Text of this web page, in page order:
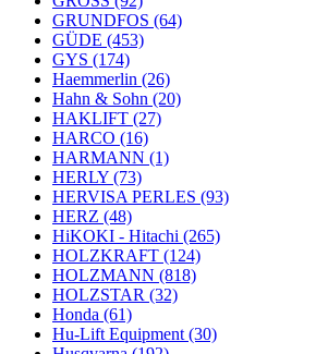
GRUNDFOS (64)
GÜDE (453)
GYS (174)
Haemmerlin (26)
Hahn & Sohn (20)
HAKLIFT (27)
HARCO (16)
HARMANN (1)
HERLY (73)
HERVISA PERLES (93)
HERZ (48)
HiKOKI - Hitachi (265)
HOLZKRAFT (124)
HOLZMANN (818)
HOLZSTAR (32)
Honda (61)
Hu-Lift Equipment (30)